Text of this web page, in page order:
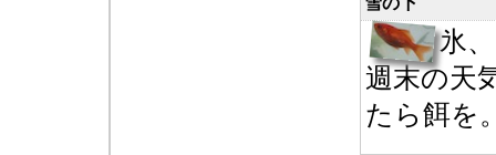
氷
週末の天
たら餌を